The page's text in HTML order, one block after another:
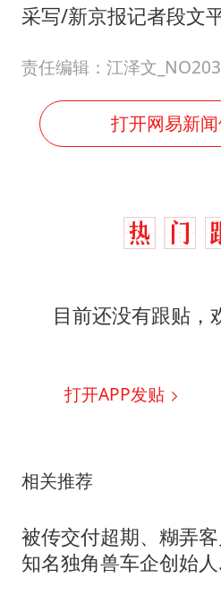
采写/新京报记者段文
责任编辑：江泽文
打开网易新
目前还没有跟贴，
打开APP发贴
相关推荐
被传交付超期、糊弄
知名独角兽车企创始人